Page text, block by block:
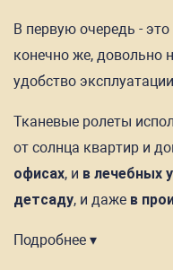
В первую очередь - это
конечно же, довольно
удобство
Тканевые ролеты
от солнца квартир и
офисах, и в лечебных
детсаду, и даже в
Подробнее ▾